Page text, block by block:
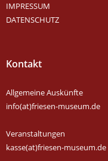
IMPRESSUM
DATENSCHUTZ
Kontakt
Allgemeine Auskünfte
info(at)friesen-museum.de
Veranstaltungen
kasse(at)friesen-museum.de